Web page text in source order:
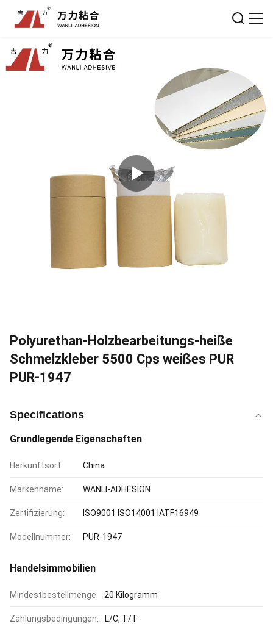
Polyurethan-Holzbearbeitungs-heiße
Schmelzkleber 5500 Cps weißes PUR
PUR-1947
Specifications
Grundlegende Eigenschaften
Herkunftsort: China
Markenname: WANLI-ADHESION
Zertifizierung: ISO9001 ISO14001 IATF16949
Modellnummer: PUR-1947
Handelsimmobilien
Mindestbestellmenge: 20 Kilogramm
Zahlungsbedingungen: L/C, T/T